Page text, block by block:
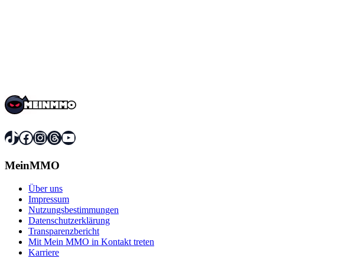
TikTok
Facebook
Instagram
Threads
YouTube
MeinMMO
Über uns
Impressum
Nutzungsbestimmungen
Datenschutzerklärung
Transparenzbericht
Mit Mein MMO in Kontakt treten
Karriere